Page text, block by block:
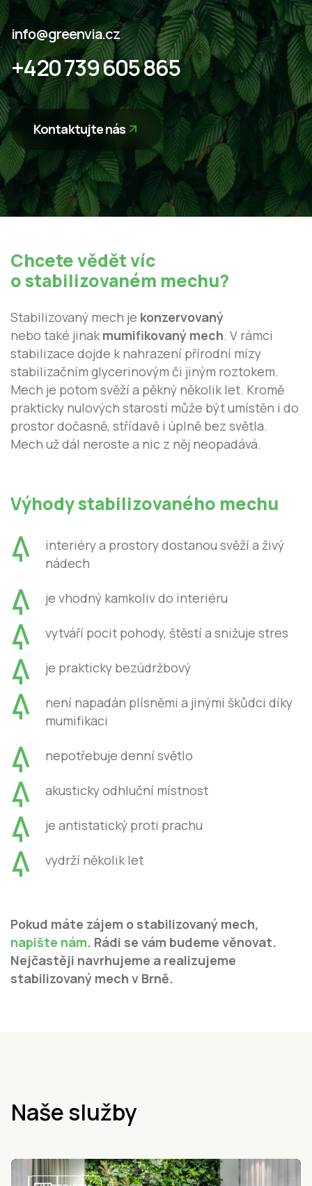
info@greenvia.cz
+420 739 605 865
Kontaktujte nás
Chcete vědět víc
o stabilizovaném mechu?
Stabilizovaný mech je konzervovaný
nebo také jinak mumifikovaný mech. V rámci
stabilizace dojde k nahrazení přírodní mízy
stabilizačním glycerinovým či jiným roztokem.
Mech je potom svěží a pěkný několik let. Kromě
prakticky nulových starostí může být umístěn i do
prostor dočasně, střídavě i úplně bez světla.
Mech už dál neroste a nic z něj neopadává.
Výhody stabilizovaného mechu
interiéry a prostory dostanou svěží a živý
nádech
je vhodný kamkoliv do interiéru
vytváří pocit pohody, štěstí a snižuje stres
je prakticky bezúdržbový
není napadán plísněmi a jinými škůdci díky
mumifikaci
nepotřebuje denní světlo
akusticky odhluční místnost
je antistatický proti prachu
vydrží několik let
Pokud máte zájem o stabilizovaný mech,
napište nám. Rádi se vám budeme věnovat.
Nejčastěji navrhujeme a realizujeme
stabilizovaný mech v Brně.
Naše služby